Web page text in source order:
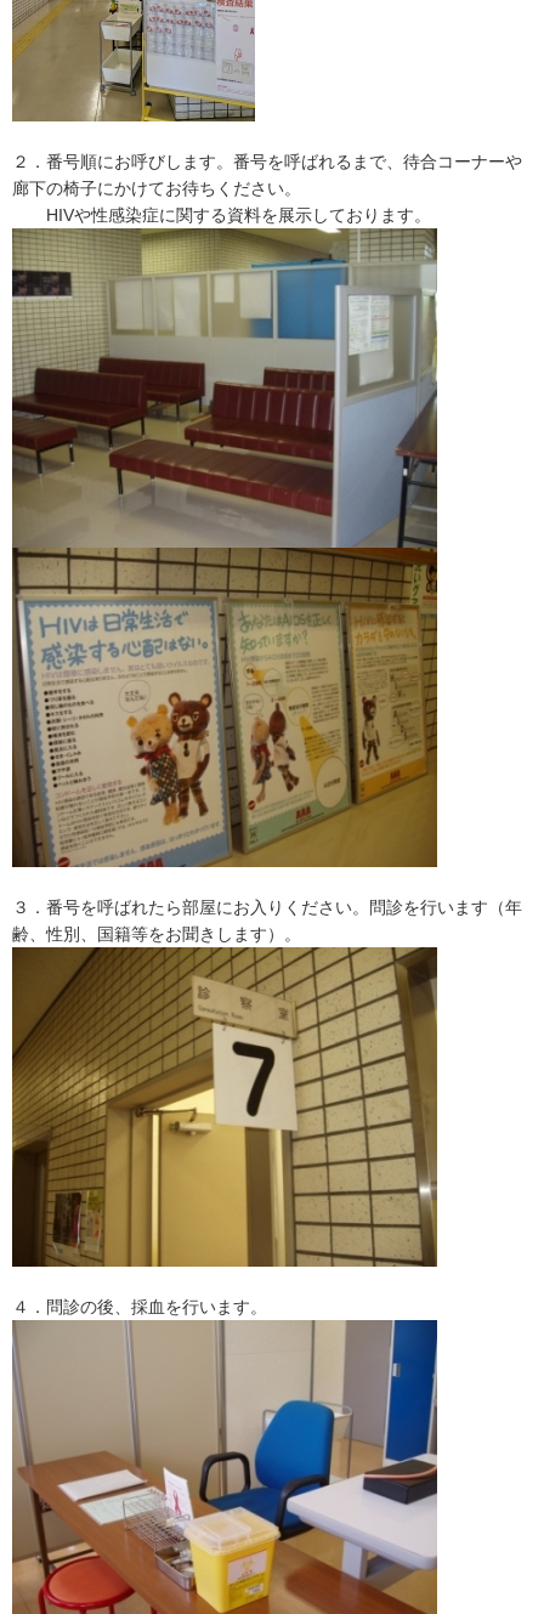
２．番号順にお呼びします。番号を呼ばれるまで、待合コーナーや
廊下の椅子にかけてお待ちください。
HIVや性感染症に関する資料を展示しております。
３．番号を呼ばれたら部屋にお入りください。問診を行います（年
齢、性別、国籍等をお聞きします）。
４．問診の後、採血を行います。